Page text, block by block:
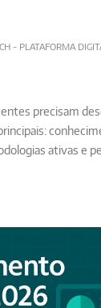
- PLATAFORMA
precisam
ativas e